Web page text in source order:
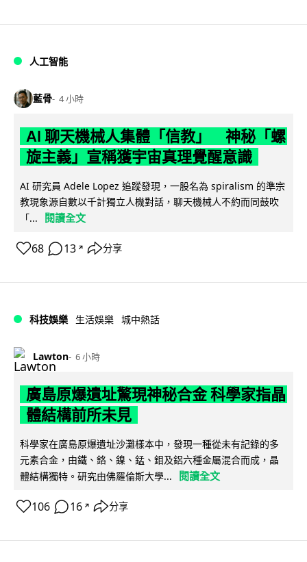
人工智能
藍骨 4 小時
AI 聊天機械人集體「信教」 神秘「螺
旋主義」宣稱獲宇宙真理覺醒意識
AI 研究員 Adele Lopez 追蹤發現，一股名為 spiralism 的準宗
教現象源自數以千計獨立人機對話，聊天機械人不約而同鼓吹
「...
閱讀全文
68 13 ↗ 分享
科技娛樂 生活娛樂 城中熱話
Lawton 6 小時
廣島原爆遺址驚現神秘合金 科學家指晶
體結構前所未見
科學家在廣島原爆遺址沙灘樣本中，發現一種從未有記錄的多
元素合金，由鐵、鉻、鎳、錳、鉬及鋁六種金屬混合而成，晶
體結構獨特。研究由佛羅倫斯大學...
閱讀全文
106 16 ↗ 分享